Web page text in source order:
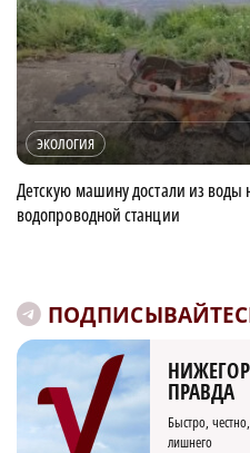
ЭКОЛОГИЯ
Детскую машину достали из
водопроводной станции
ПРАВДА
Быстро,
лишнего